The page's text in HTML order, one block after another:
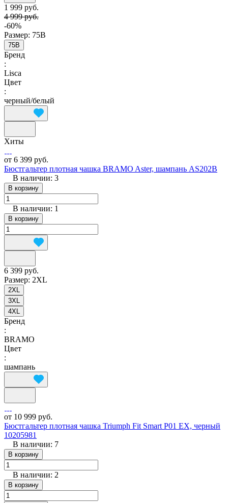
1 999 руб.
4 999 руб.
-60%
Размер: 75B
75B
Бренд
:
Lisca
Цвет
:
черный/белый
Хиты
от 6 399 руб.
Бюстгальтер плотная чашка BRAMO Aster, шампань AS202B
В наличии: 3
В корзину
В наличии: 1
В корзину
6 399 руб.
Размер: 2XL
2XL
3XL
4XL
Бренд
:
BRAMO
Цвет
:
шампань
от 10 999 руб.
Бюстгальтер плотная чашка Triumph Fit Smart P01 EX, черный
10205981
В наличии: 7
В корзину
В наличии: 2
В корзину